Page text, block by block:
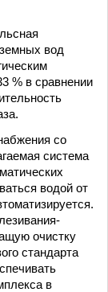
вод
% в сравнении
со
система
водой от
очистку
стандарта
в